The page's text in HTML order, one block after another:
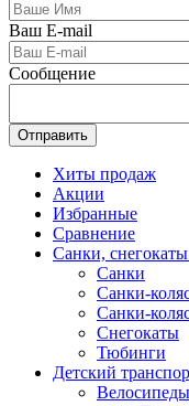
Ваш E-mail
Сообщение
Отправить
Хиты продаж
Акции
Избранные
Сравнение
Санки,
Санки
Санки-
Санки-
Снегокаты
Тюбинги
Детский
Велосипеды